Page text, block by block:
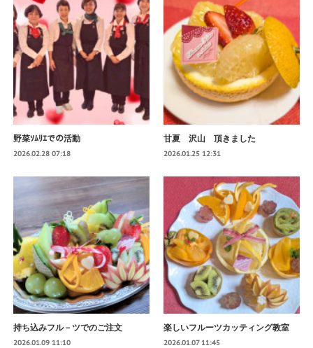
野菜ｿﾑﾘｴでの活動
2026.02.28 07:18
甘夏 沢山 頂きました
2026.01.25 12:31
持ち込みフル－ツでのご注文
2026.01.09 11:10
楽しいフルーツカッティング教室
2026.01.07 11:45